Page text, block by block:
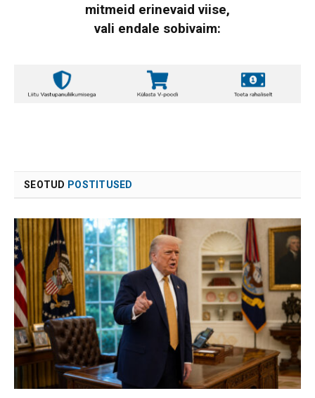
mitmeid erinevaid viise,
vali endale sobivaim:
SEOTUD POSTITUSED